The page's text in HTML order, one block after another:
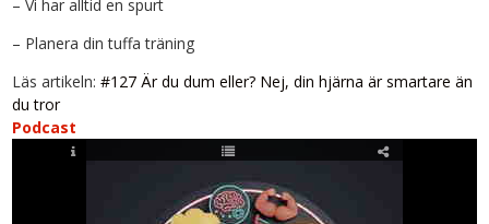
– Vi har alltid en spurt
– Planera din tuffa träning
Läs artikeln:#127 Är du dum eller? Nej, din hjärna är smartare än
du tror
Podcast